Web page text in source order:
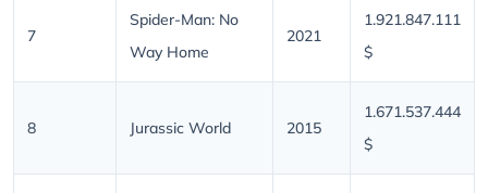
7
Spider-Man: No
Way Home
2021
1.921.847.111
$
8 Jurassic World 2015
1.671.537.444
$